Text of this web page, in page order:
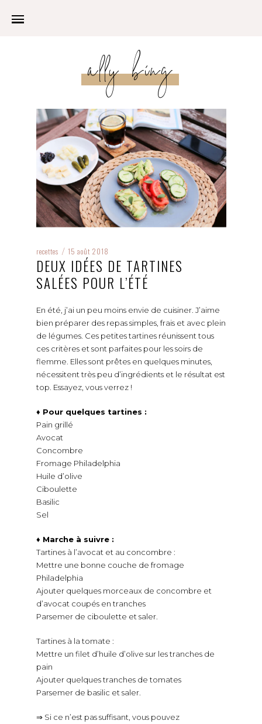
ally bing
recettes / 15 août 2018
DEUX IDÉES DE TARTINES
SALÉES POUR L’ÉTÉ
En été, j’ai un peu moins envie de cuisiner. J’aime
bien préparer des repas simples, frais et avec plein
de légumes. Ces petites tartines réunissent tous
ces critères et sont parfaites pour les soirs de
flemme. Elles sont prêtes en quelques minutes,
nécessitent très peu d’ingrédients et le résultat est
top. Essayez, vous verrez !
♦ Pour quelques tartines :
Pain grillé
Avocat
Concombre
Fromage Philadelphia
Huile d’olive
Ciboulette
Basilic
Sel
♦ Marche à suivre :
Tartines à l’avocat et au concombre :
Mettre une bonne couche de fromage
Philadelphia
Ajouter quelques morceaux de concombre et
d’avocat coupés en tranches
Parsemer de ciboulette et saler.
Tartines à la tomate :
Mettre un filet d’huile d’olive sur les tranches de
pain
Ajouter quelques tranches de tomates
Parsemer de basilic et saler.
⇒ Si ce n’est pas suffisant, vous pouvez